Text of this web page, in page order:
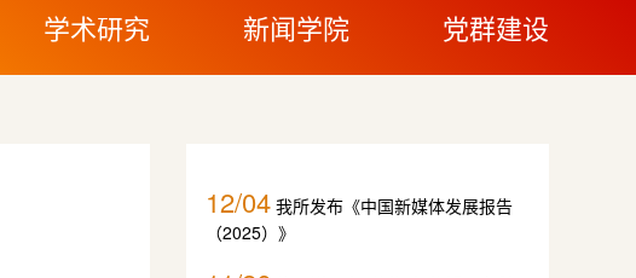
学术研究 新闻学院 党群建设
12/04 我所发布《中国新媒体发展报告
（2025）》